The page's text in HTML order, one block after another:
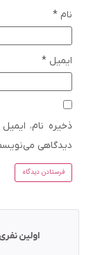
نام *
ایمیل *
ذخیره نام،
دیدگاهی
اولین